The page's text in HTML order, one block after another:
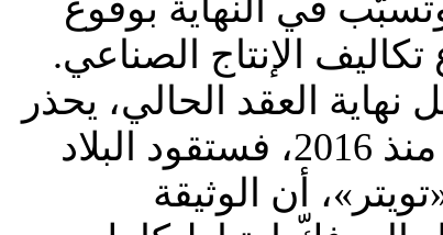
في النهاية بوقوع
الإنتاج الصناعي.
نهاية العقد الحالي، يحذر
خبراء من أنه إن نفّذت برلين فكّ ارتباط مع شريكها التجاري الأول منذ 2016، فستقود البلاد
أن الوثيقة